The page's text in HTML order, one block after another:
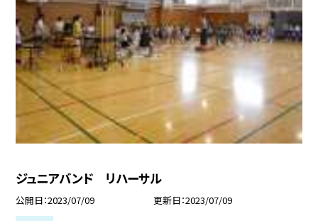
ジュニアバンド リハーサル
公開日 2023/07/09 更新日 2023/07/09